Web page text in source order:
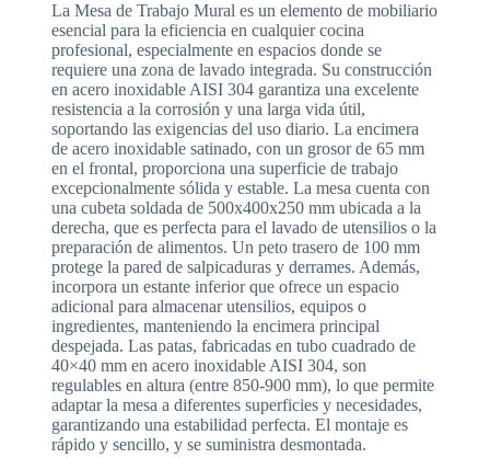
La Mesa de Trabajo Mural es un elemento de mobiliario
esencial para la eficiencia en cualquier cocina
profesional, especialmente en espacios donde se
requiere una zona de lavado integrada. Su construcción
en acero inoxidable AISI 304 garantiza una excelente
resistencia a la corrosión y una larga vida útil,
soportando las exigencias del uso diario. La encimera
de acero inoxidable satinado, con un grosor de 65 mm
en el frontal, proporciona una superficie de trabajo
excepcionalmente sólida y estable. La mesa cuenta con
una cubeta soldada de 500x400x250 mm ubicada a la
derecha, que es perfecta para el lavado de utensilios o la
preparación de alimentos. Un peto trasero de 100 mm
protege la pared de salpicaduras y derrames. Además,
incorpora un estante inferior que ofrece un espacio
adicional para almacenar utensilios, equipos o
ingredientes, manteniendo la encimera principal
despejada. Las patas, fabricadas en tubo cuadrado de
40×40 mm en acero inoxidable AISI 304, son
regulables en altura (entre 850-900 mm), lo que permite
adaptar la mesa a diferentes superficies y necesidades,
garantizando una estabilidad perfecta. El montaje es
rápido y sencillo, y se suministra desmontada.